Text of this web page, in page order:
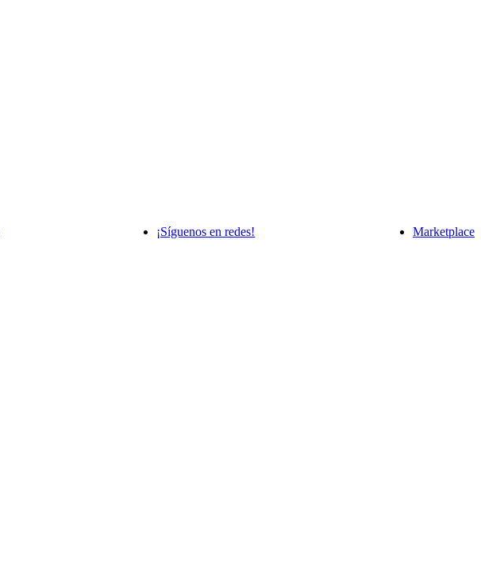
¡Síguenos en redes! Marketplace